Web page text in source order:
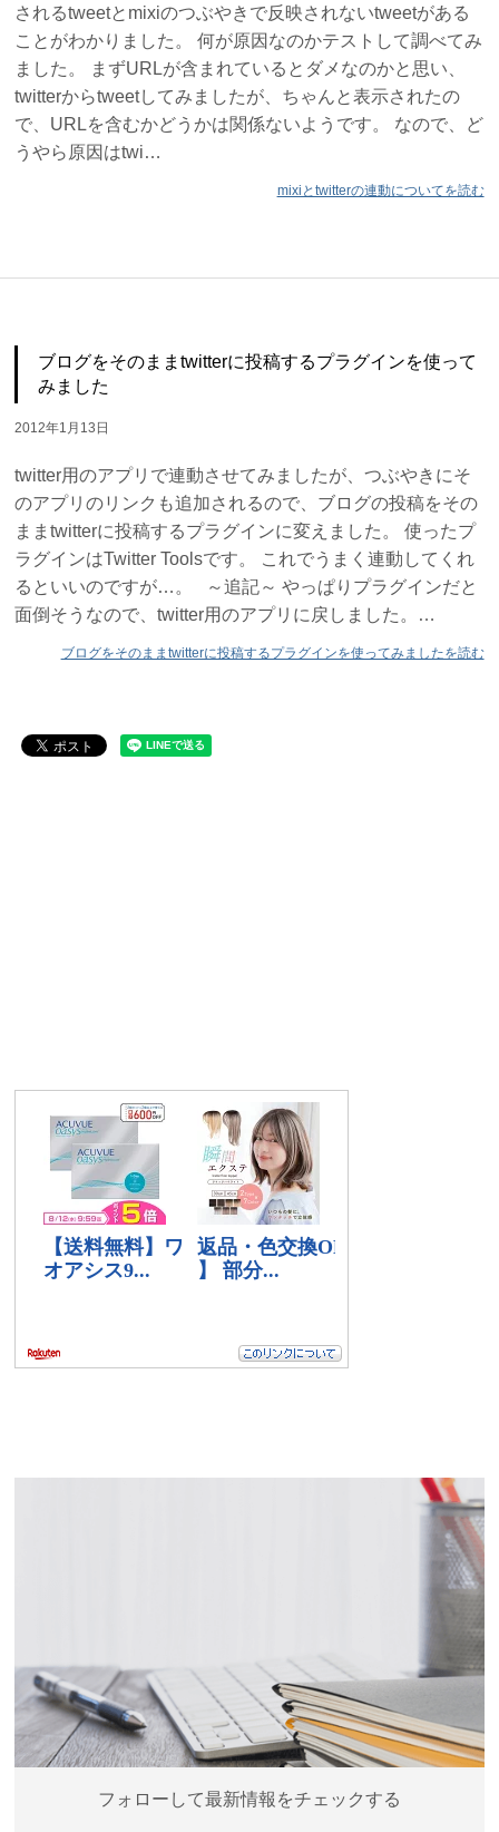
されるtweetとmixiのつぶやきで反映されないtweetがある
ことがわかりました。 何が原因なのかテストして調べてみ
ました。 まずURLが含まれているとダメなのかと思い、
twitterからtweetしてみましたが、ちゃんと表示されたの
で、URLを含むかどうかは関係ないようです。 なので、ど
うやら原因はtwi…
mixiとtwitterの連動についてを読む
ブログをそのままtwitterに投稿するプラグインを使って
みました
2012年1月13日
twitter用のアプリで連動させてみましたが、つぶやきにそ
のアプリのリンクも追加されるので、ブログの投稿をその
ままtwitterに投稿するプラグインに変えました。 使ったプ
ラグインはTwitter Toolsです。 これでうまく連動してくれ
るといいのですが…。 ～追記～ やっぱりプラグインだと
面倒そうなので、twitter用のアプリに戻しました。…
ブログをそのままtwitterに投稿するプラグインを使ってみましたを読む
フォローして最新情報をチェックする